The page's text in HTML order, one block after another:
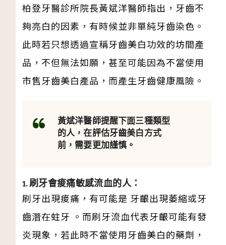
柏登牙醫診所院長黃斌洋醫師指出，牙齒不
夠亮白的因素，有時候並非單純牙齒染色。
此時若只想透過宣稱牙齒美白功效的坊間產
品，不但無法如願，甚至可能因為不當使用
市售牙齒美白產品，而產生牙齒健康風險。
黃斌洋醫師提醒下面三種類型
的人，在評估牙齒美白方式
前，需要更加謹慎。
1. 刷牙會痠痛敏感流血的人：
刷牙出現痠痛，有可能是 牙齦出現萎縮或牙
齒潛在蛀牙 。而刷牙流血代表牙齦可能有發
炎現象，若此時不當使用牙齒美白的藥劑，